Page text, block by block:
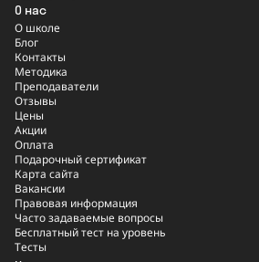
О нас
О школе
Блог
Контакты
Методика
Преподаватели
Отзывы
Цены
Акции
Оплата
Подарочный сертификат
Карта сайта
Вакансии
Правовая информация
Часто задаваемые вопросы
Бесплатный тест на уровень
Тесты